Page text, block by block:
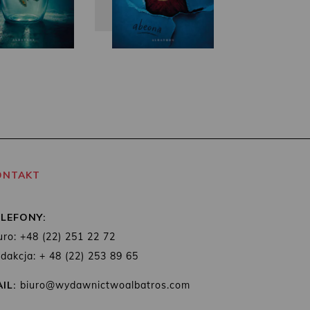
+48 (22) 251 22 72
+ 48 (22) 253 89 65
biuro@wydawnictwoalbatros.com